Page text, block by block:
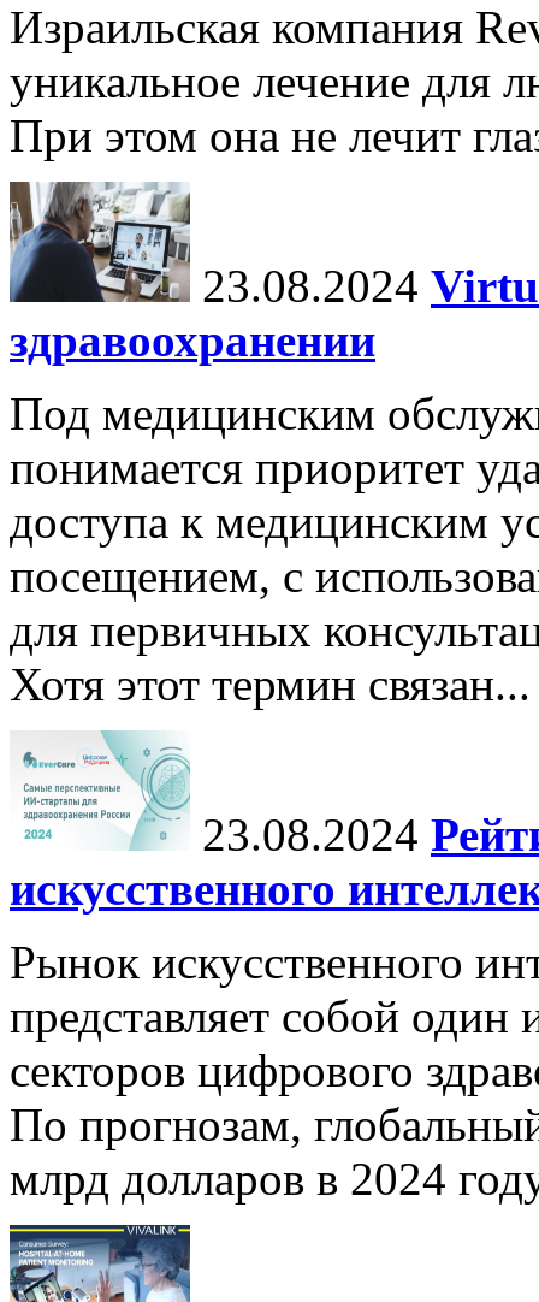
Израильская компания
уникальное лечение для
При этом она не лечит
23.08.2024
здравоохранении
Под медицинским
понимается приоритет
доступа к медицинским
посещением, с
для первичных
Хотя этот термин связан...
23.08.2024
искусственного
Рынок искусственного
представляет собой один
секторов цифрового
По прогнозам,
млрд долларов в 2024